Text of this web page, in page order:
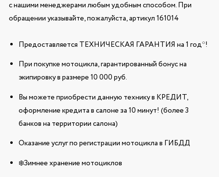
с нашими менеджерами любым удобным способом. При
обращении указывайте, пожалуйста, артикул 161014
Предоставляется ТЕХНИЧЕСКАЯ ГАРАНТИЯ на 1 год*!
При покупке мотоцикла, гарантированный бонус на
экипировку в размере 10 000 руб.
Вы можете приобрести данную технику в КРЕДИТ,
оформление кредита в салоне за 10 минут! (более 3
банков на территории салона)
Оказание услуг по регистрации мотоцикла в ГИБДД
❄️Зимнее хранение мотоциклов